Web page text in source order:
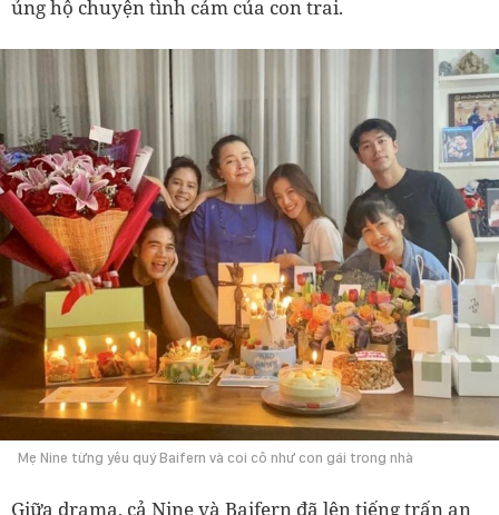
ủng hộ chuyện tình cảm của con trai.
Mẹ Nine từng yêu quý Baifern và coi cô như con gái trong nhà
Giữa drama, cả Nine và Baifern đã lên tiếng trấn an